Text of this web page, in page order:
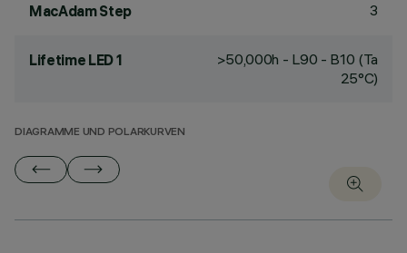
MacAdam Step 3
Lifetime LED 1
>50,000h - L90 - B10 (Ta
25°C)
DIAGRAMME UND POLARKURVEN